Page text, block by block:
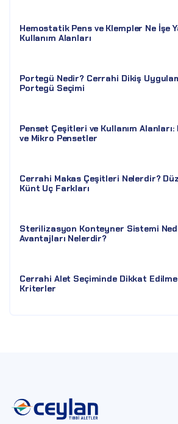
Hemostatik Pens ve Klempler Ne İşe
Kullanım Alanları
Portegü Nedir? Cerrahi Dikiş
Portegü Seçimi
Penset Çeşitleri ve Kullanım
ve Mikro Pensetler
Cerrahi Makas Çeşitleri Nelerdir?
Künt Uç Farkları
Sterilizasyon Konteyner Sistemi
Avantajları Nelerdir?
Cerrahi Alet Seçiminde Dikkat
Kriterler